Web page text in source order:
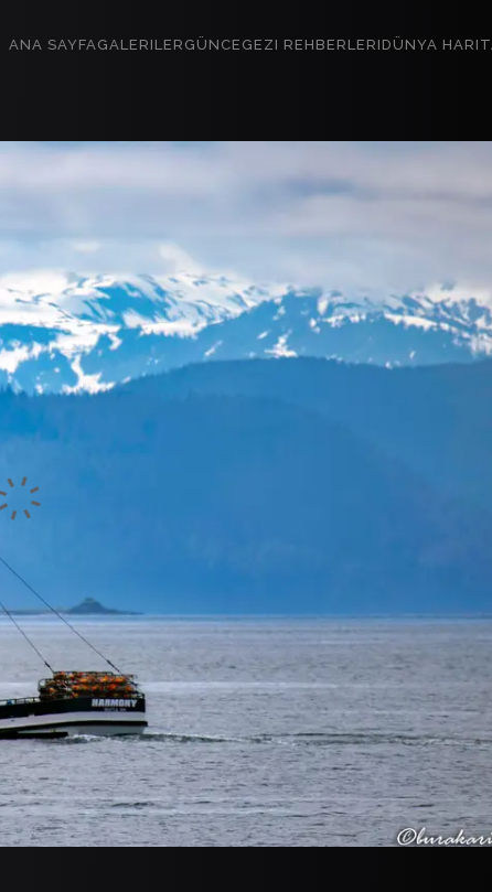
ANA SAYFA GALERILER GÜNCE GEZI REHBERLERI DÜNYA